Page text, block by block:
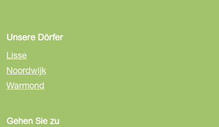
Unsere Dörfer
Lisse
Noordwijk
Warmond
Gehen Sie zu